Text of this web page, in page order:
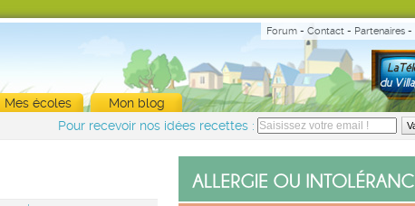
Forum - Contact - Partenaires -
Mes écoles
Mon blog
Pour recevoir nos idées recettes :